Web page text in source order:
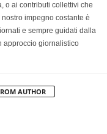
o ai contributi collettivi che
impegno costante è
e sempre guidati dalla
approccio giornalistico
AUTHOR